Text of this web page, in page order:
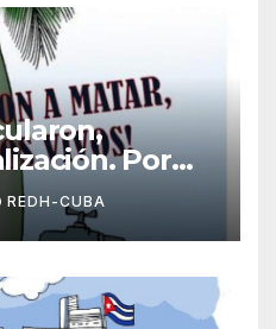
Por
de Juan
REDH-CUBA